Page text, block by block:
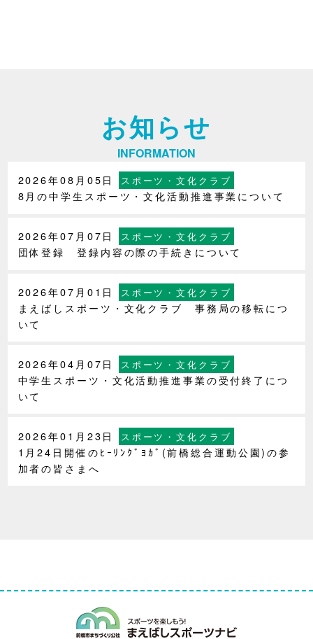
お知らせ
INFORMATION
2026年08月05日 スポーツ・文化クラブ
8月の中学生スポーツ・文化活動推進事業について
2026年07月07日 スポーツ・文化クラブ
団体登録 登録内容の際の手続きについて
2026年07月01日 スポーツ・文化クラブ
まえばしスポーツ・文化クラブ 事務局の移転につ
いて
2026年04月07日 スポーツ・文化クラブ
中学生スポーツ・文化活動推進事業の受付終了につ
いて
2026年01月23日 スポーツ・文化クラブ
1月24日開催のﾋｰﾘﾝｸﾞﾖｶﾞ(前橋総合運動公園)の参
加者の皆さまへ